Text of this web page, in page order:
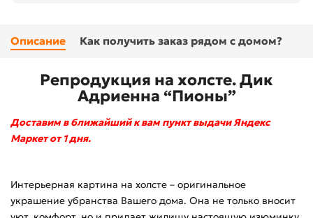
Описание Как получить заказ рядом с домом?
Репродукция на холсте. Дик
Адриенна “Пионы”
Доставим в ближайший к вам пункт выдачи Яндекс
Маркет от 1 дня.
Интерьерная картина на холсте – оригинальное
украшение убранства Вашего дома. Она не только вносит